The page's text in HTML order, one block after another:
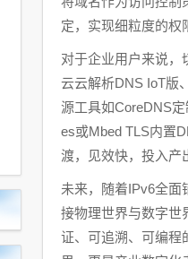
定，实现细粒度的权
对于企业用户来说，
云云解析DNS IoT版
源工具如CoreDNS
es或Mbed TLS内置
渡，见效快，投入产
未来，随着IPv6全面
接物理世界与数字世
证、可追溯、可编程